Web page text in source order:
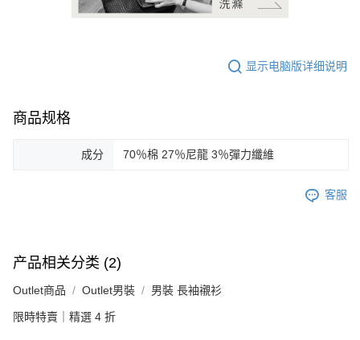
显示电脑版详细说明
商品规格
成分 70％棉 27％尼龍 3％彈力纖維
客服
产品相关分类 (2)
Outlet商品 Outlet男裝 男裝 長袖襯衫
限時特賣｜精選 4 折